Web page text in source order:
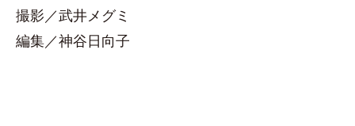
撮影／武井メグミ
編集／神谷日向子